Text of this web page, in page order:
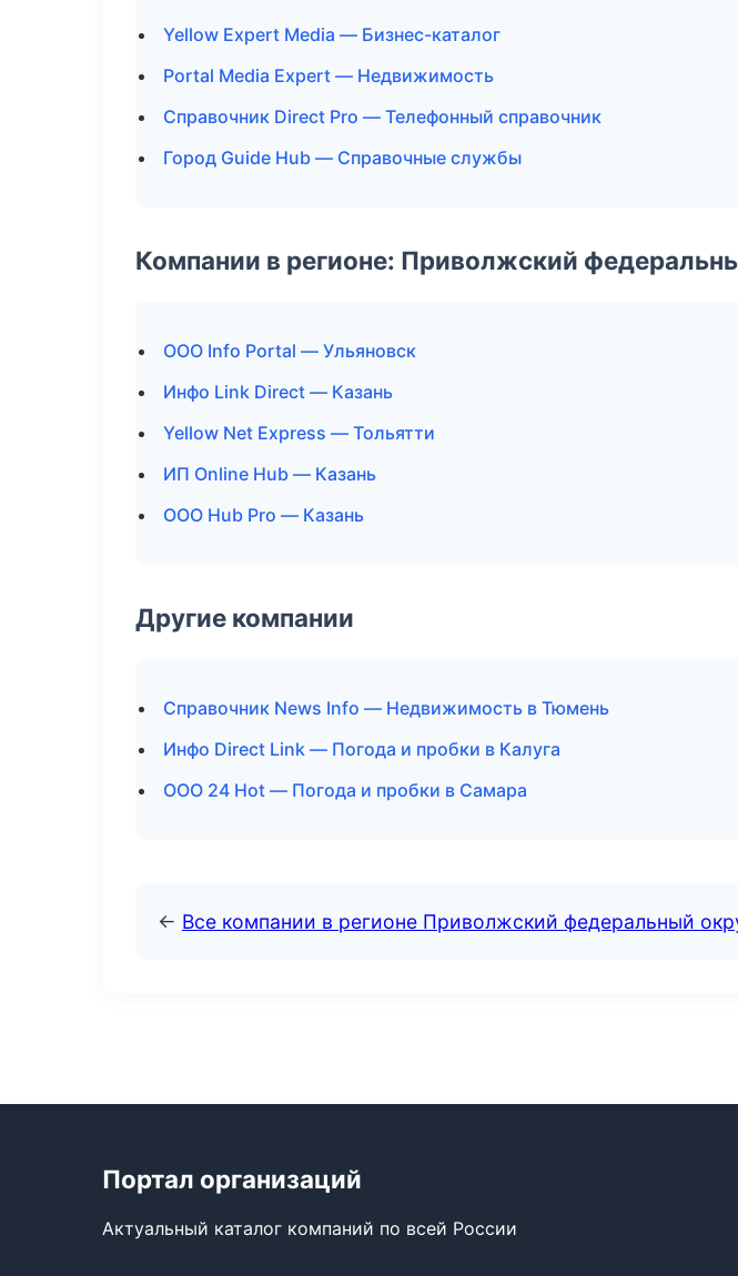
Yellow Expert Media — Бизнес-каталог
Portal Media Expert — Недвижимость
Справочник Direct Pro — Телефонный справочник
Город Guide Hub — Справочные службы
Компании в регионе: Приволжский
ООО Info Portal — Ульяновск
Инфо Link Direct — Казань
Yellow Net Express — Тольятти
ИП Online Hub — Казань
ООО Hub Pro — Казань
Другие компании
Справочник News Info — Недвижимость в Тюмень
Инфо Direct Link — Погода и пробки в Калуга
ООО 24 Hot — Погода и пробки в Самара
← Все компании в регионе Приволжский федеральный
Портал организаций
Актуальный каталог компаний по всей России